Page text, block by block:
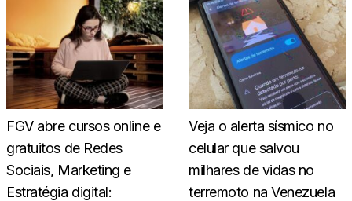
FGV abre cursos online e
gratuitos de Redes
Sociais, Marketing e
Estratégia digital:
Veja o alerta sísmico no
celular que salvou
milhares de vidas no
terremoto na Venezuela